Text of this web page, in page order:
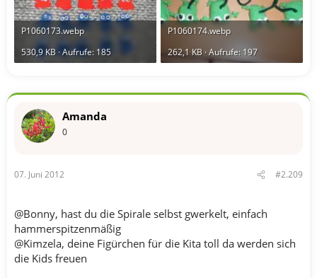
P1060173.webp
530,9 KB · Aufrufe: 185
P1060174.webp
262,1 KB · Aufrufe: 197
Amanda
0
07. Juni 2012 #2.209
@Bonny, hast du die Spirale selbst gwerkelt, einfach
hammerspitzenmäßig
@Kimzela, deine Figürchen für die Kita toll da werden sich
die Kids freuen